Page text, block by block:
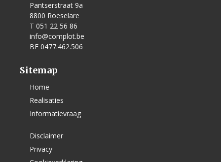
Pantserstraat 9a
8800 Roeselare
T 051 22 56 86
info@complot.be
BE 0477.462.506
Sitemap
Home
Realisaties
Informatievraag
Disclaimer
Privacy